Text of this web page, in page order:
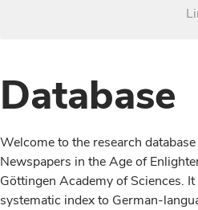
Database
Welcome to the research
Newspapers in the Age of
Göttingen Academy of Sciences.
systematic index to German-